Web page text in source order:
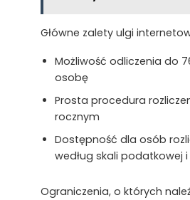
Główne zalety ulgi
Możliwość odliczenia do
osobę
Prosta procedura
rocznym
Dostępność dla osób
według skali podatkowej
Ograniczenia, o których